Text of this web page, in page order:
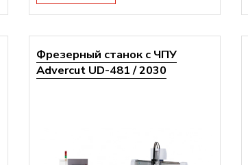
Фрезерный станок с ЧПУ
Advercut UD-481 / 2030